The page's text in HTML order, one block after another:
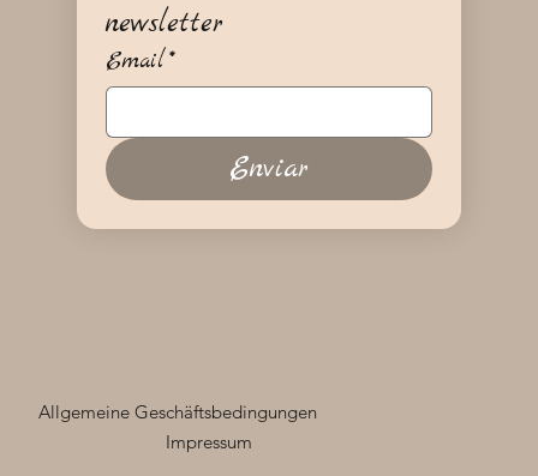
Impressum
Allgemeine Geschäftsbedingungen
newsletter
Email*
Enviar